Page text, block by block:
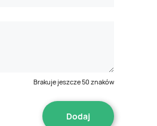
Brakuje jeszcze50 znaków